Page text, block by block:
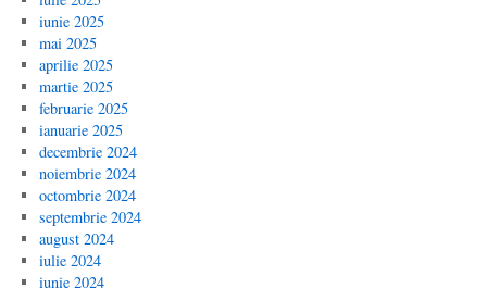
iunie 2025
mai 2025
aprilie 2025
martie 2025
februarie 2025
ianuarie 2025
decembrie 2024
noiembrie 2024
octombrie 2024
septembrie 2024
august 2024
iulie 2024
iunie 2024